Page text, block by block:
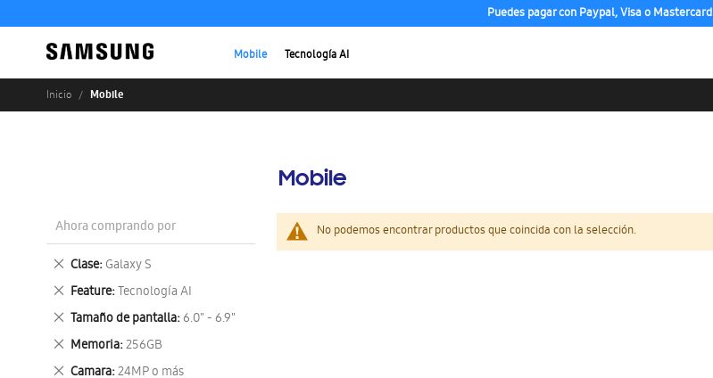
Puedes pagar con Paypal, Visa o Mastercard
Mobile Tecnología AI
Inicio Mobile
Mobile
No podemos encontrar productos que coincida con la selección.
Ahora comprando por
Clase Galaxy S
Eliminar
este
artículo
Feature Tecnología AI
Eliminar
este
artículo
Tamaño de pantalla 6.0" - 6.9"
Eliminar
este
artículo
Memoria 256GB
Eliminar
este
Camara 24MP o más
Eliminar